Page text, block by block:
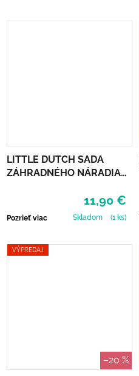
LITTLE DUTCH SADA
ZÁHRADNÉHO NÁRADIA
11,90 €
Pozrieť viac Skladom (1 ks)
VÝPREDAJ
–20 %